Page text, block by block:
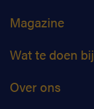
Magazine
Wat te doen bij
Over ons